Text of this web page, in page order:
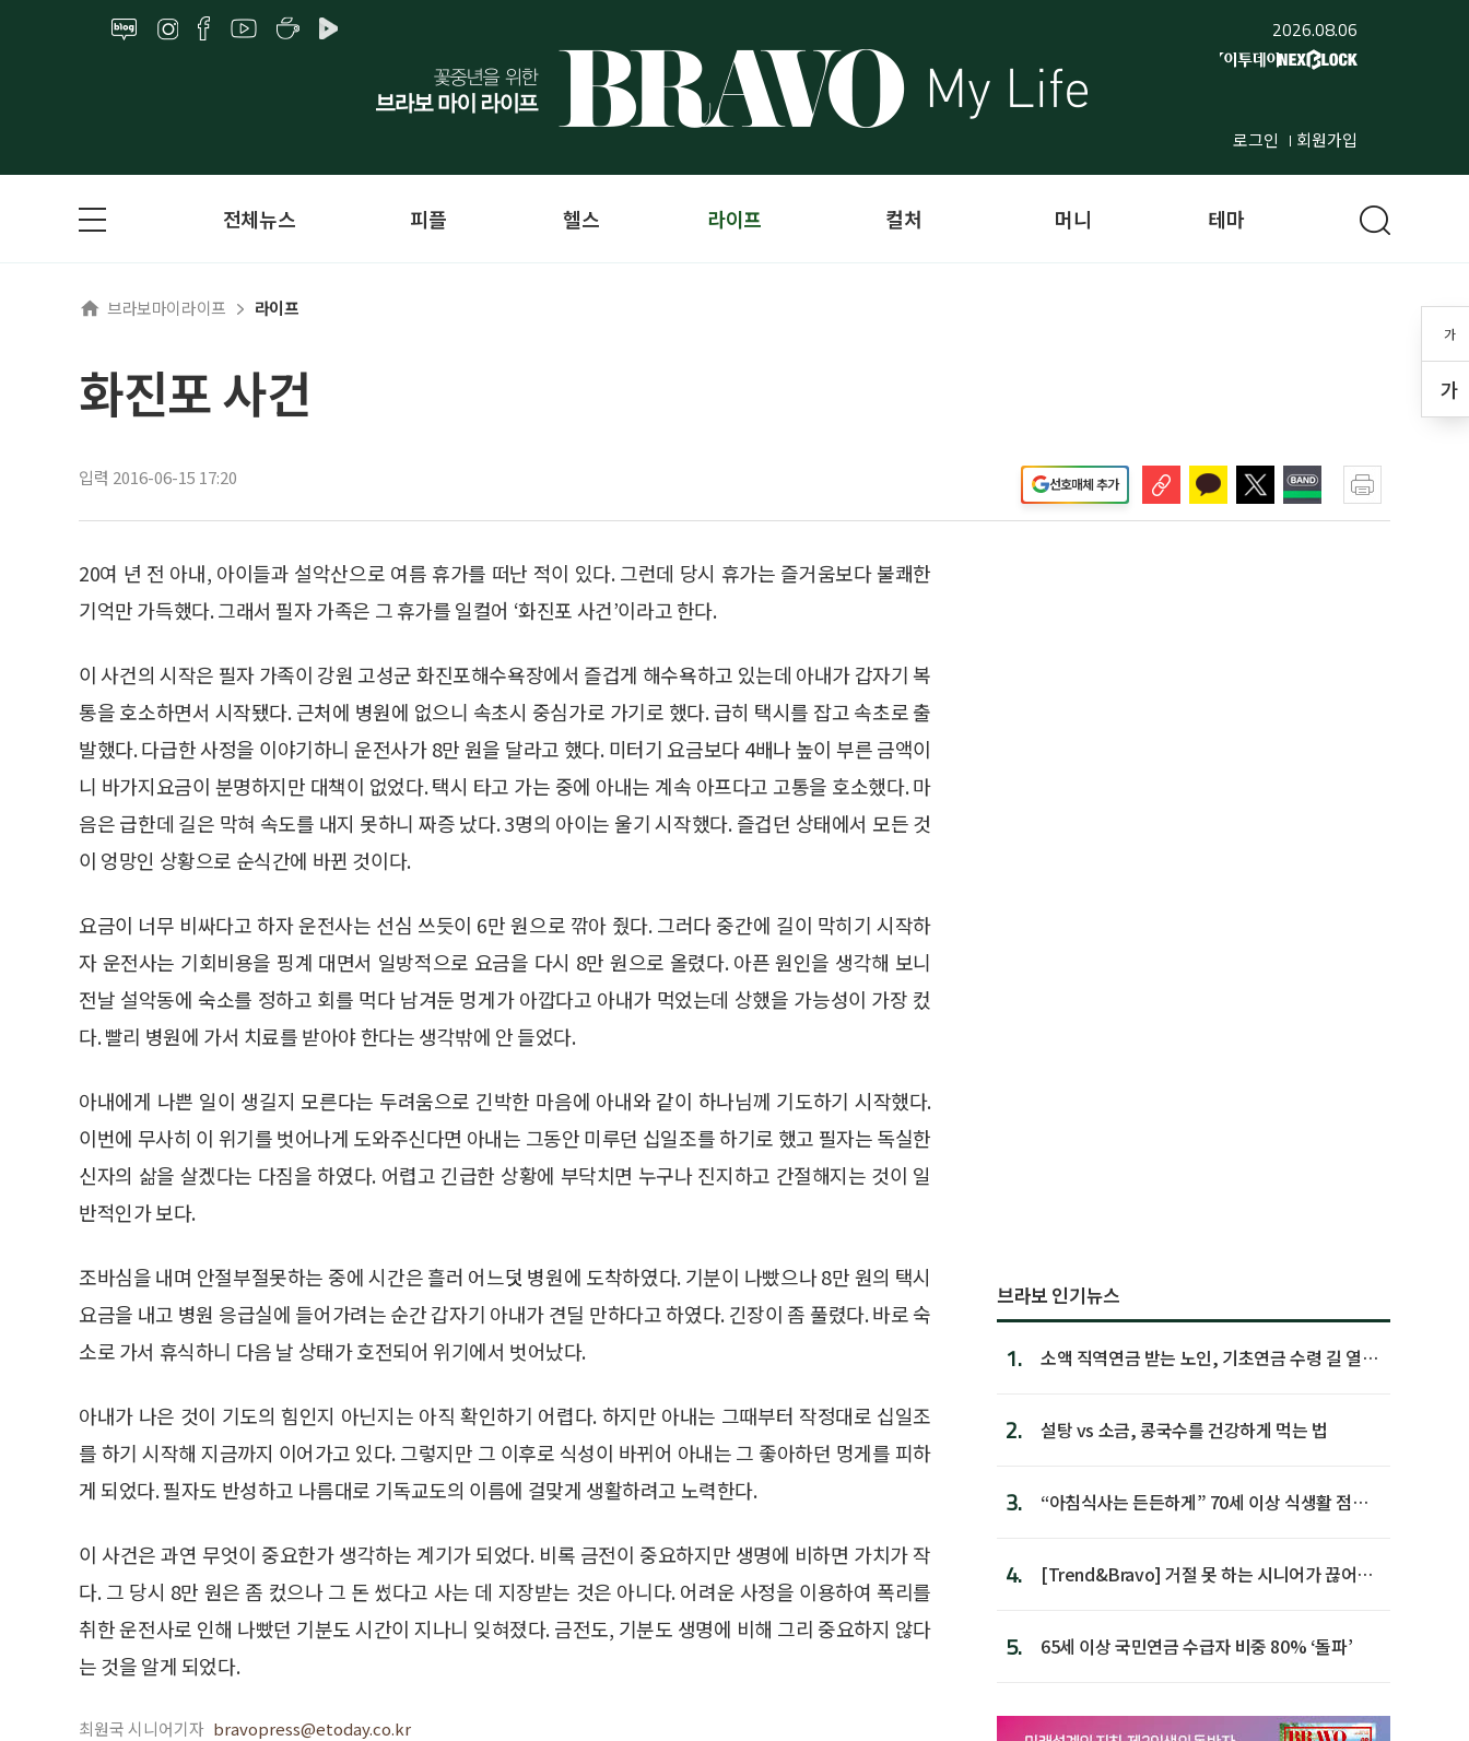
2026.08.06
로그인 회원가입
가
가
전체뉴스 피플 헬스 라이프 컬처 머니 테마
브라보마이라이프 라이프
화진포 사건
입력 2016-06-15 17:20 선호매체 추가
20여 년 전 아내, 아이들과 설악산으로 여름 휴가를 떠난 적이 있다. 그런데 당시 휴가는 즐거움보다 불쾌한
기억만 가득했다. 그래서 필자 가족은 그 휴가를 일컬어 ‘화진포 사건’이라고 한다.
이 사건의 시작은 필자 가족이 강원 고성군 화진포해수욕장에서 즐겁게 해수욕하고 있는데 아내가 갑자기 복
통을 호소하면서 시작됐다. 근처에 병원에 없으니 속초시 중심가로 가기로 했다. 급히 택시를 잡고 속초로 출
발했다. 다급한 사정을 이야기하니 운전사가 8만 원을 달라고 했다. 미터기 요금보다 4배나 높이 부른 금액이
니 바가지요금이 분명하지만 대책이 없었다. 택시 타고 가는 중에 아내는 계속 아프다고 고통을 호소했다. 마
음은 급한데 길은 막혀 속도를 내지 못하니 짜증 났다. 3명의 아이는 울기 시작했다. 즐겁던 상태에서 모든 것
이 엉망인 상황으로 순식간에 바뀐 것이다.
요금이 너무 비싸다고 하자 운전사는 선심 쓰듯이 6만 원으로 깎아 줬다. 그러다 중간에 길이 막히기 시작하
자 운전사는 기회비용을 핑계 대면서 일방적으로 요금을 다시 8만 원으로 올렸다. 아픈 원인을 생각해 보니
전날 설악동에 숙소를 정하고 회를 먹다 남겨둔 멍게가 아깝다고 아내가 먹었는데 상했을 가능성이 가장 컸
다. 빨리 병원에 가서 치료를 받아야 한다는 생각밖에 안 들었다.
아내에게 나쁜 일이 생길지 모른다는 두려움으로 긴박한 마음에 아내와 같이 하나님께 기도하기 시작했다.
이번에 무사히 이 위기를 벗어나게 도와주신다면 아내는 그동안 미루던 십일조를 하기로 했고 필자는 독실한
신자의 삶을 살겠다는 다짐을 하였다. 어렵고 긴급한 상황에 부닥치면 누구나 진지하고 간절해지는 것이 일
반적인가 보다.
조바심을 내며 안절부절못하는 중에 시간은 흘러 어느덧 병원에 도착하였다. 기분이 나빴으나 8만 원의 택시
요금을 내고 병원 응급실에 들어가려는 순간 갑자기 아내가 견딜 만하다고 하였다. 긴장이 좀 풀렸다. 바로 숙
소로 가서 휴식하니 다음 날 상태가 호전되어 위기에서 벗어났다.
아내가 나은 것이 기도의 힘인지 아닌지는 아직 확인하기 어렵다. 하지만 아내는 그때부터 작정대로 십일조
를 하기 시작해 지금까지 이어가고 있다. 그렇지만 그 이후로 식성이 바뀌어 아내는 그 좋아하던 멍게를 피하
게 되었다. 필자도 반성하고 나름대로 기독교도의 이름에 걸맞게 생활하려고 노력한다.
이 사건은 과연 무엇이 중요한가 생각하는 계기가 되었다. 비록 금전이 중요하지만 생명에 비하면 가치가 작
다. 그 당시 8만 원은 좀 컸으나 그 돈 썼다고 사는 데 지장받는 것은 아니다. 어려운 사정을 이용하여 폭리를
취한 운전사로 인해 나빴던 기분도 시간이 지나니 잊혀졌다. 금전도, 기분도 생명에 비해 그리 중요하지 않다
는 것을 알게 되었다.
최원국 시니어기자 bravopress@etoday.co.kr
브라보 인기뉴스
1.
소액 직역연금 받는 노인, 기초연금 수령 길 열린
2. 설탕 vs 소금, 콩국수를 건강하게 먹는 법
3.
“아침식사는 든든하게” 70세 이상 식생활 점수
4.
[Trend&Bravo] 거절 못 하는 시니어가 끊어야
5. 65세 이상 국민연금 수급자 비중 80% ‘돌파’